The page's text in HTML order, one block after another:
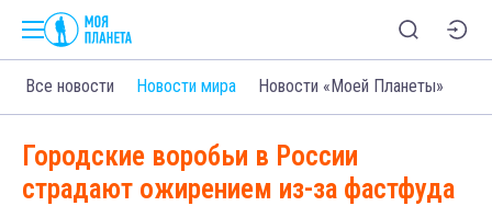
Все новости Новости мира Новости «Моей Планеты»
Городские воробьи в России
страдают ожирением из-за фастфуда